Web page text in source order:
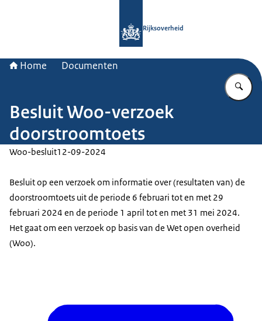
Rijksoverheid
Home Documenten
Besluit Woo-verzoek
doorstroomtoets
Woo-besluit12-09-2024
Besluit op een verzoek om informatie over (resultaten van) de
doorstroomtoets uit de periode 6 februari tot en met 29
februari 2024 en de periode 1 april tot en met 31 mei 2024.
Het gaat om een verzoek op basis van de Wet open overheid
(Woo).